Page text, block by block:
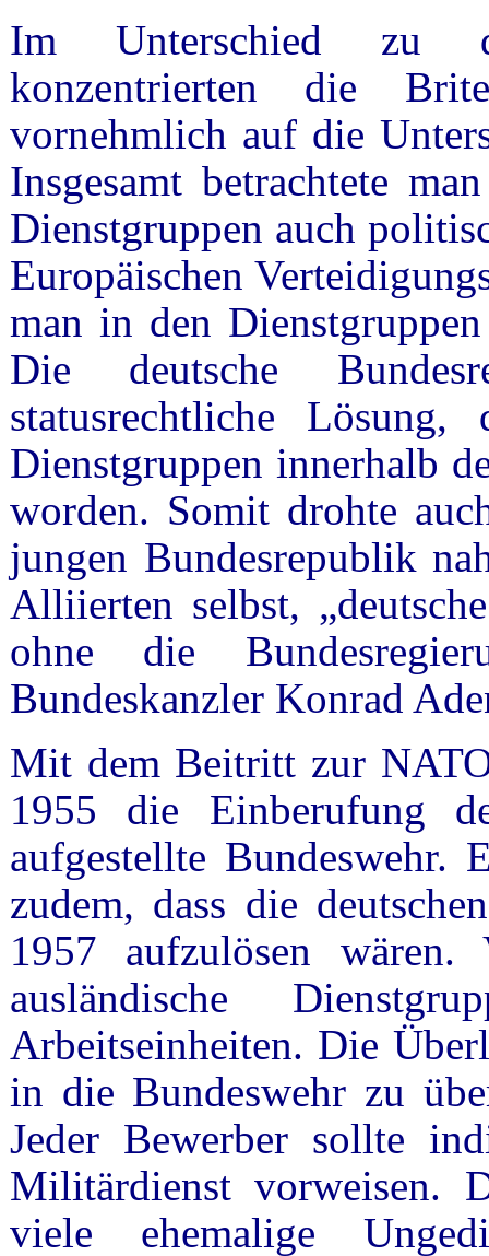
Im Unterschied zu
konzentrierten die
vornehmlich auf die
Insgesamt betrachtete
Dienstgruppen auch
Europäischen
man in den
Die deutsche
statusrechtliche
Dienstgruppen innerhalb
worden. Somit drohte
jungen Bundesrepublik
Alliierten selbst,
ohne die
Bundeskanzler Konrad
Mit dem Beitritt zur
1955 die Einberufung
aufgestellte Bundeswehr.
zudem, dass die
1957 aufzulösen
ausländische
Arbeitseinheiten. Die
in die Bundeswehr zu
Jeder Bewerber sollte
Militärdienst vorweisen.
viele ehemalige